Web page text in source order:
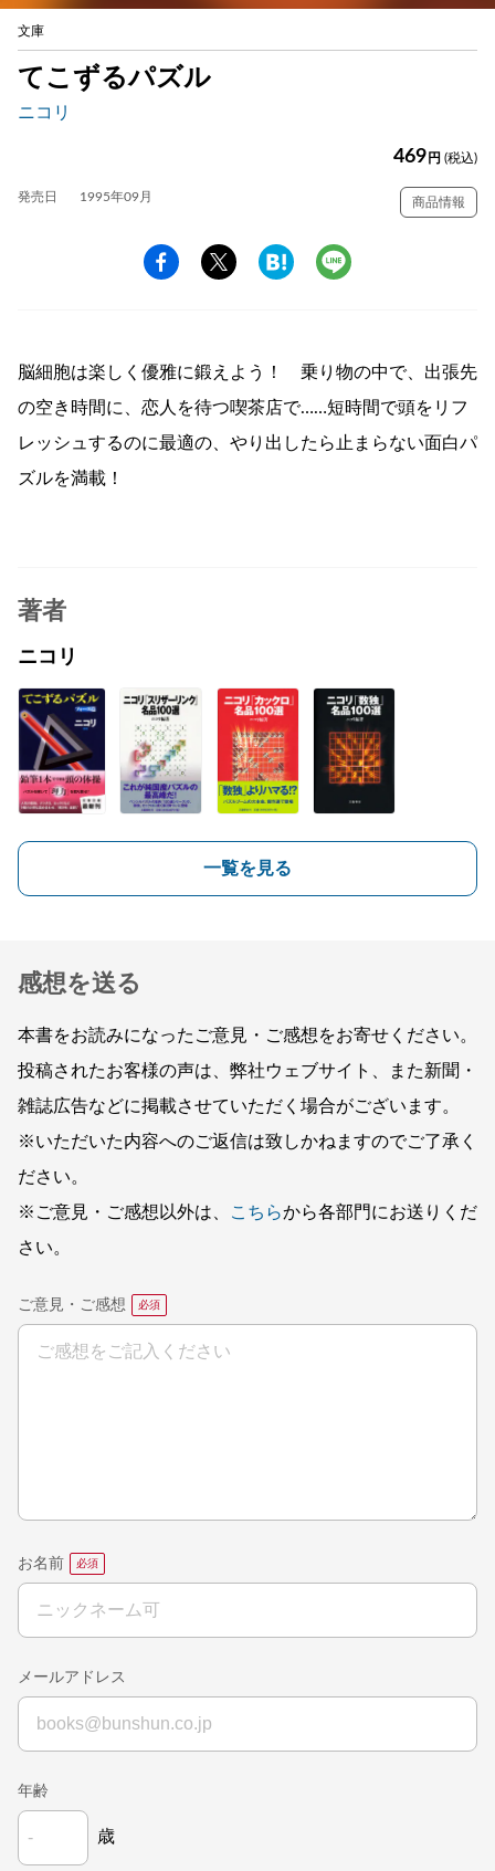
文庫
てこずるパズル
ニコリ
469 円 (税込)
発売日 1995年09月 商品情報
脳細胞は楽しく優雅に鍛えよう！ 乗り物の中で、出張先
の空き時間に、恋人を待つ喫茶店で……短時間で頭をリフ
レッシュするのに最適の、やり出したら止まらない面白パ
ズルを満載！
著者
ニコリ
一覧を見る
感想を送る
本書をお読みになったご意見・ご感想をお寄せください。
投稿されたお客様の声は、弊社ウェブサイト、また新聞・
雑誌広告などに掲載させていただく場合がございます。
※いただいた内容へのご返信は致しかねますのでご了承く
ださい。
※ご意見・ご感想以外は、
こちらから各部門にお送りくだ
さい。
ご意見・ご感想
お名前
メールアドレス
年齢
歳